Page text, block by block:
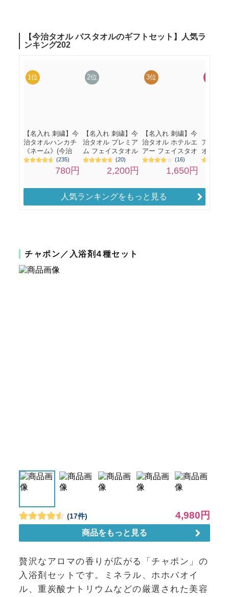
人気ランキングをもっと見る
チャポン／入浴剤4種セット
贅沢なアロマの香りが広がる「チャポン」の
入浴剤セットです。ミネラル、ホホバオイ
ル、重炭酸ナトリウムなどの厳選された美容